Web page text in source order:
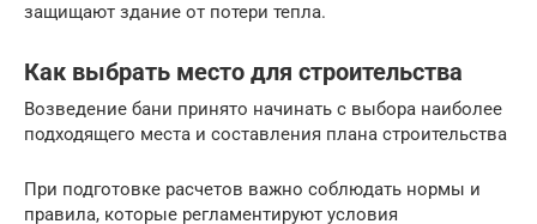
защищают здание от потери тепла.
Как выбрать место для строительства
Возведение бани принято начинать с выбора наиболее
подходящего места и составления плана строительства
При подготовке расчетов важно соблюдать нормы и
правила, которые регламентируют условия